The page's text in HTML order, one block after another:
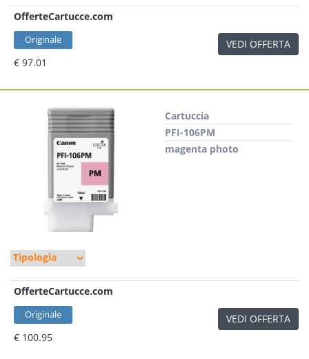
OfferteCartucce.com
Originale
€ 97.01
VEDI OFFERTA
Cartuccia
PFI-106PM
magenta photo
OfferteCartucce.com
Originale
€ 100.95
VEDI OFFERTA